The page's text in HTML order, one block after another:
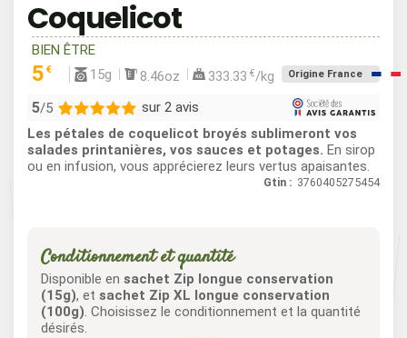
Coquelicot
BIEN ÊTRE
5 € 15g 8.46oz 333.33 €/kg Origine France
5/5 sur 2 avis
2
0
Les pétales de coquelicot broyés sublimeront vos
salades printanières, vos sauces et potages. En sirop
ou en infusion, vous apprécierez leurs vertus apaisantes.
Gtin : 3760405275454
Conditionnement et quantité
Disponible en sachet Zip longue conservation
(15g), et sachet Zip XL longue conservation
(100g). Choisissez le conditionnement et la quantité
désirés.